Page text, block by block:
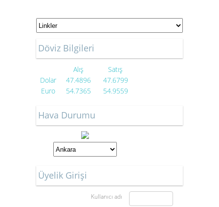
Döviz Bilgileri
Alış
Satış
Dolar
47.4896
47.6799
Euro
54.7365 54.9559
Hava Durumu
Üyelik Girişi
Kullanıcı adı